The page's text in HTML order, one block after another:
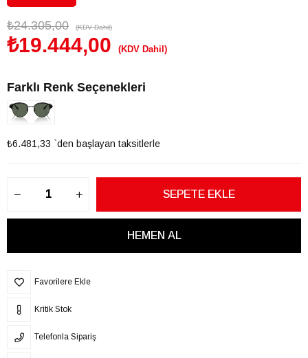
₺24.305,00 (KDV Dahil)
₺19.444,00 (KDV Dahil)
Farklı Renk Seçenekleri
₺6.481,33 `den başlayan taksitlerle
Favorilere Ekle
Kritik Stok
Telefonla Sipariş